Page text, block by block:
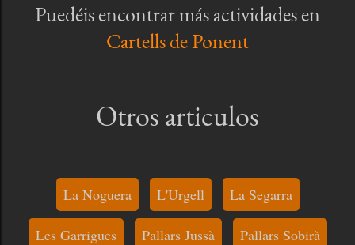
Puedéis encontrar más actividades en
Cartells de Ponent
Otros articulos
La Noguera L'Urgell La Segarra
Les Garrigues Pallars Jussà Pallars Sobirà